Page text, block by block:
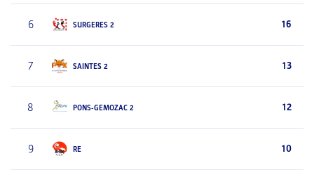
6 SURGERES 2 16
7 SAINTES 2 13
8 PONS-GEMOZAC 2 12
9 RE 10